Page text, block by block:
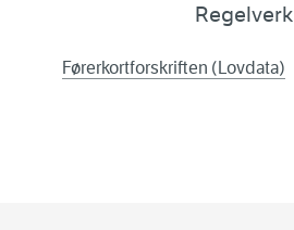
Regelverk
Førerkortforskriften (Lovdata)